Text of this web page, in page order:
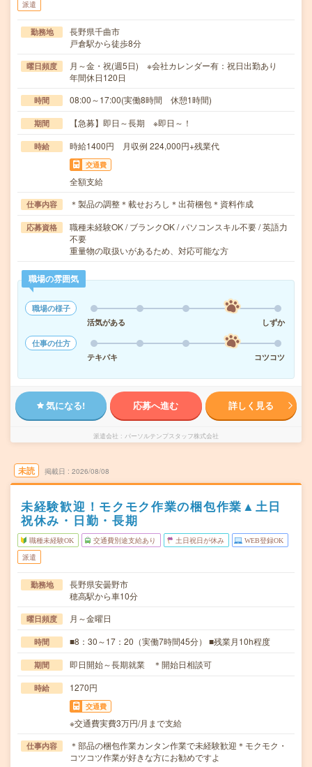
派遣
勤務地
長野県千曲市
戸倉駅から徒歩8分
曜日頻度
月～金・祝(週5日) ※会社カレンダー有：祝日出勤あり
年間休日120日
時間 08:00～17:00(実働8時間 休憩1時間)
期間 【急募】即日～長期 ※即日～！
時給 時給1400円 月収例 224,000円+残業代
交通費
全額支給
仕事内容 ＊製品の調整＊載せおろし＊出荷梱包＊資料作成
応募資格
職種未経験OK / ブランクOK / パソコンスキル不要 / 英語力
不要
重量物の取扱いがあるため、対応可能な方
職場の雰囲気
職場の様子
活気がある
しずか
仕事の仕方
テキパキ
コツコツ
気になる! 応募へ進む 詳しく見る
派遣会社 パーソルテンプスタッフ株式会社
未読 掲載日 2026/08/08
未経験歓迎！モクモク作業の梱包作業▲土日
祝休み・日勤・長期
職種未経験OK 交通費別途支給あり 土日祝日が休み WEB登録OK
派遣
勤務地
長野県安曇野市
穂高駅から車10分
曜日頻度 月～金曜日
時間 ■8：30～17：20（実働7時間45分） ■残業月10h程度
期間 即日開始～長期就業 ＊開始日相談可
時給 1270円
交通費
※交通費実費3万円/月まで支給
仕事内容
＊部品の梱包作業カンタン作業で未経験歓迎＊モクモク・
コツコツ作業が好きな方にお勧めですよ